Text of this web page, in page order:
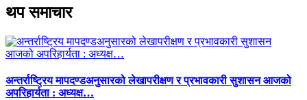
थप समाचार
अन्तर्राष्ट्रिय मापदण्डअनुसारको लेखापरीक्षण र प्रभावकारी सुशासन आजको
अपरिहार्यता : अध्यक्ष…